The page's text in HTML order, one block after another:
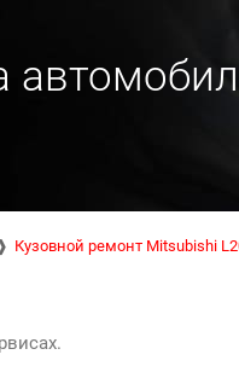
Кузовной ремонт Mitsubishi